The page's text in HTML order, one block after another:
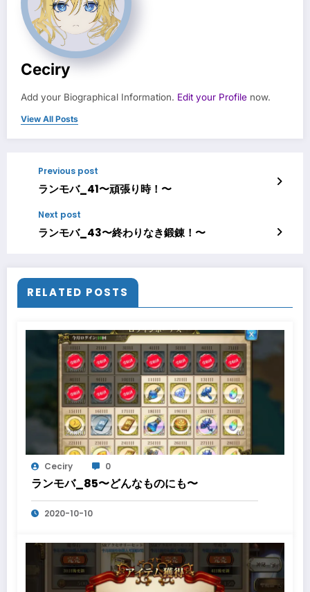
Ceciry
Add your Biographical Information. Edit your Profile now.
View All Posts
Previous post
ランモバ_41〜頑張り時！〜
Next post
ランモバ_43〜終わりなき鍛錬！〜
RELATED POSTS
Ceciry 0
ランモバ_85〜どんなものにも〜
2020-10-10